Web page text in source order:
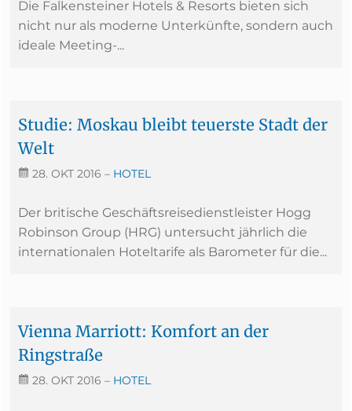
Die Falkensteiner Hotels & Resorts bieten sich
nicht nur als moderne Unterkünfte, sondern auch
ideale Meeting-...
Studie: Moskau bleibt teuerste Stadt der
Welt
28. OKT 2016 – HOTEL
Der britische Geschäftsreisedienstleister Hogg
Robinson Group (HRG) untersucht jährlich die
internationalen Hoteltarife als Barometer für die...
Vienna Marriott: Komfort an der
Ringstraße
28. OKT 2016 – HOTEL